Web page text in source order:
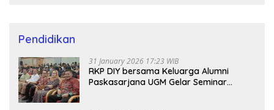
Pendidikan
31 January 2026 17:23 WIB
RKP DIY bersama Keluarga Alumni
Paskasarjana UGM Gelar Seminar